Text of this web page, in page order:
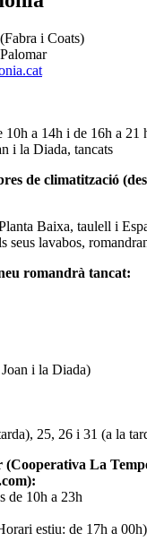
i Coats)
a 14h i de 16h a 21
i la Diada, tancats
de climatització (des
Baixa, taulell i
seus lavabos,
romandrà tancat:
i la Diada)
25, 26 i 31 (a la
La
de 10h a 23h
estiu: de 17h a 00h)